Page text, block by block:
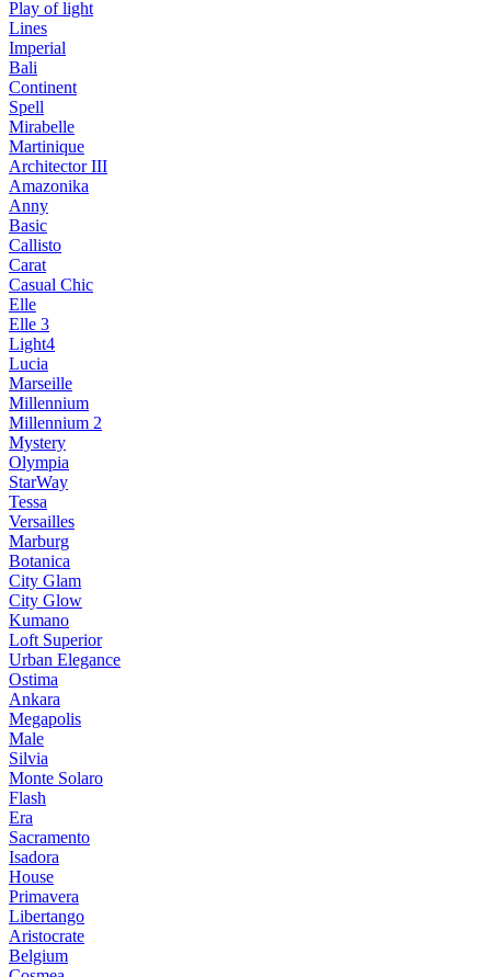
Play of light
Lines
Imperial
Bali
Continent
Spell
Mirabelle
Martinique
Architector III
Amazonika
Anny
Basic
Callisto
Carat
Casual Chic
Elle
Elle 3
Light4
Lucia
Marseille
Millennium
Millennium 2
Mystery
Olympia
StarWay
Tessa
Versailles
Marburg
Botanica
City Glam
City Glow
Kumano
Loft Superior
Urban Elegance
Ostima
Ankara
Megapolis
Male
Silvia
Monte Solaro
Flash
Era
Sacramento
Isadora
House
Primavera
Libertango
Aristocrate
Belgium